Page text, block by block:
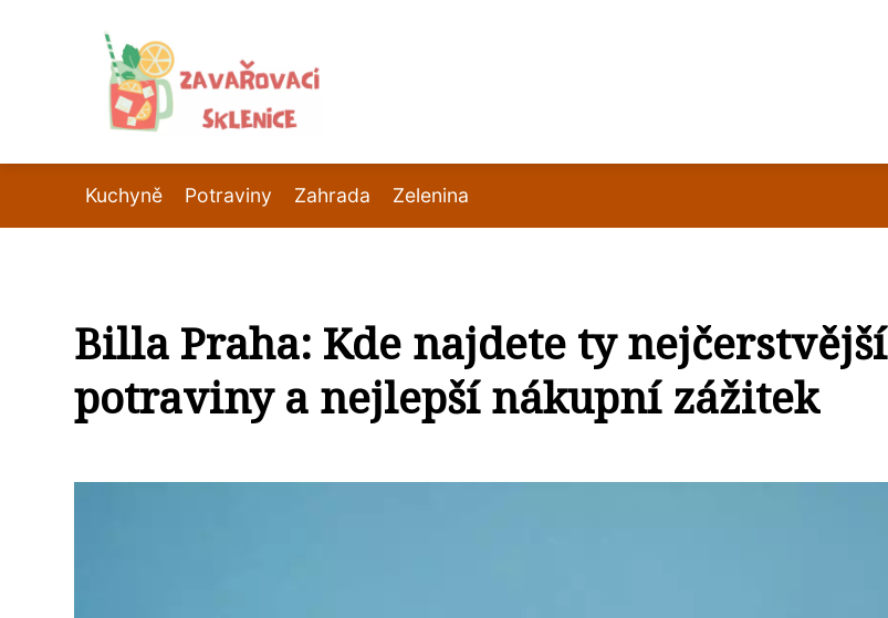
Kuchyně Potraviny Zahrada Zelenina
Billa Praha: Kde najdete ty nejčerstvější
potraviny a nejlepší nákupní zážitek